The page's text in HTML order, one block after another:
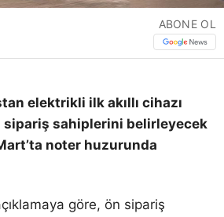
ABONE OL
elektrikli ilk akıllı cihazı
sipariş sahiplerini belirleyecek
noter huzurunda
göre, ön sipariş